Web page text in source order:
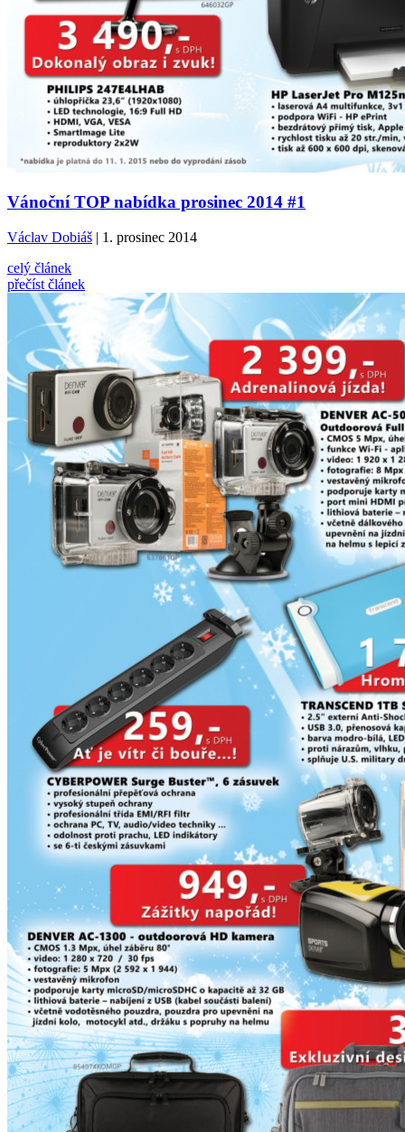
Vánoční TOP nabídka prosinec 2014 #1
Václav Dobiáš | 1. prosinec 2014
celý článek
přečíst článek